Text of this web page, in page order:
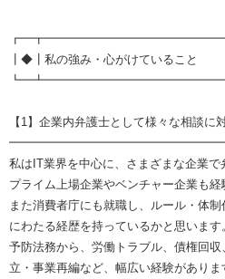
┃◆┃私の強み・心がけていること
【1】企業内弁護士として様々な相談に
私はIT業界を中心に、さまざまな企業で
プライム上場企業やベンチャー企業も経
また消費者庁にも就職し、ルール・体
にわたる経歴を持っているかと思います
予防法務から、労働トラブル、債権回
立・事業再編など、幅広い経験がありま